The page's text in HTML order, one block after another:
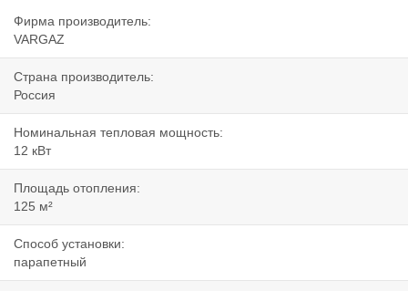
Фирма производитель:
VARGAZ
Страна производитель:
Россия
Номинальная тепловая мощность:
12 кВт
Площадь отопления:
125 м²
Способ установки:
парапетный